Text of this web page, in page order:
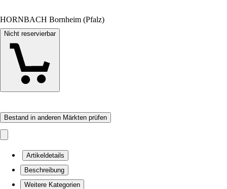
HORNBACH Bornheim (Pfalz)
Nicht reservierbar
Bestand in anderen Märkten prüfen
Artikeldetails
Beschreibung
Weitere Kategorien